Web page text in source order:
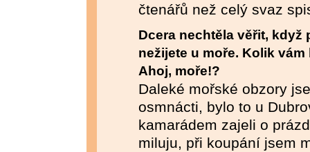
čtenářů než celý svaz
Dcera nechtěla věřit, když
nežijete u moře. Kolik
Ahoj, moře!?
Daleké mořské obzory
osmnácti, bylo to u
kamarádem zajeli o
miluju, při koupání jsem